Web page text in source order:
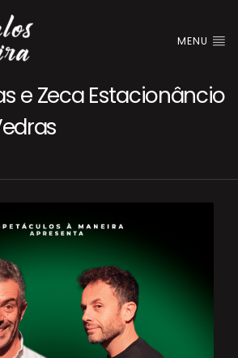
MENU
e Zeca Estacionâncio